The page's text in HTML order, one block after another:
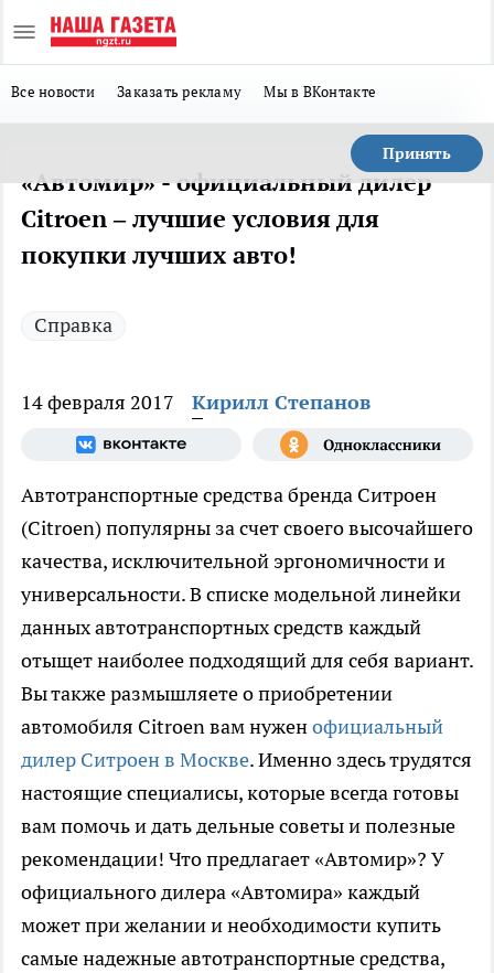
Все новости Заказать рекламу Мы в ВКонтакте
Принять
«Автомир» - официальный дилер
Citroen – лучшие условия для
покупки лучших авто!
Справка
14 февраля 2017 Кирилл Степанов
Автотранспортные средства бренда Ситроен
(Citroen) популярны за счет своего высочайшего
качества, исключительной эргономичности и
универсальности. В списке модельной линейки
данных автотранспортных средств каждый
отыщет наиболее подходящий для себя вариант.
Вы также размышляете о приобретении
автомобиля Сitroen вам нуженофициальный
дилер Ситроен в Москве. Именно здесь трудятся
настоящие специалисы, которые всегда готовы
вам помочь и дать дельные советы и полезные
рекомендации! Что предлагает «Автомир»? У
официального дилера «Автомира» каждый
может при желании и необходимости купить
самые надежные автотранспортные средства,